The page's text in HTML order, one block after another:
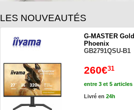
LES NOUVEAUTÉS
260€31
entre 3 et 5 articles
Livré en 24h
G-MASTER Gold
Phoenix
GB2791QSU-B1